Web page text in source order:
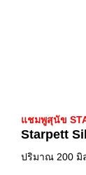
แชมพูสุนัข
Starpett
ปริมาณ 200 มิ